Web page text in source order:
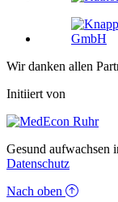
Wir danken allen
Initiiert von
Gesund aufwachsen
Datenschutz
Nach oben